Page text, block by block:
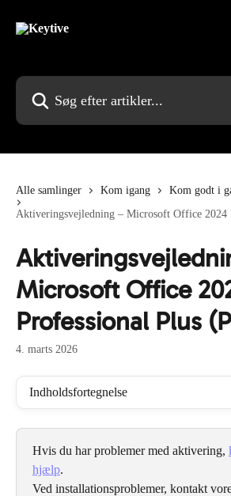
Søg efter artikler...
Alle samlinger Kom igang
Kom godt i
Aktiveringsvejledning – Microsoft Office 2024
Microsoft Office
Professional Plus
4. marts 2026
Indholdsfortegnelse
Hvis du har problemer med aktivering,
hjælp.
Ved installationsproblemer, kontakt